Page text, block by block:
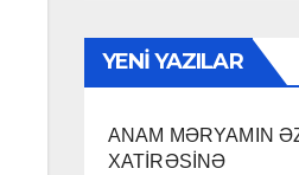
YENI YAZILAR
ANAM MƏRYAMIN
XATİRƏSİNƏ